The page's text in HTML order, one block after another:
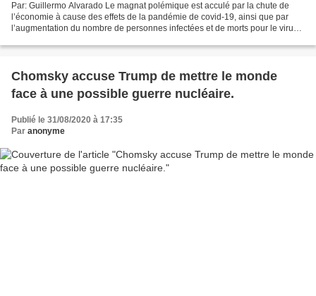
Par: Guillermo Alvarado Le magnat polémique est acculé par la chute de
l’économie à cause des effets de la pandémie de covid-19, ainsi que par
l’augmentation du nombre de personnes infectées et de morts pour le virus
Chomsky accuse Trump de mettre le monde
face à une possible guerre nucléaire.
Publié le 31/08/2020 à 17:35
Par anonyme